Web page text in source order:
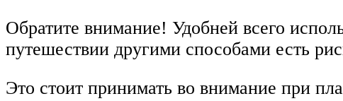
Обратите внимание! Удобней всего
путешествии другими способами есть
Это стоит принимать во внимание при